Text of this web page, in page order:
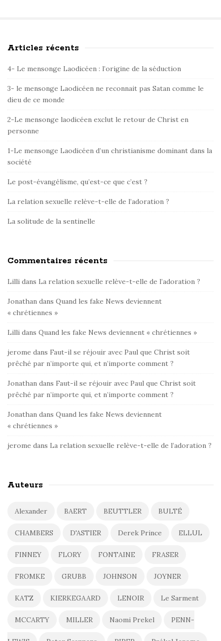
S
e
S
i
d
b
a
r
Articles récents
4- Le mensonge Laodicéen : l’origine de la séduction
3- le mensonge Laodicéen ne reconnait pas Satan comme le
dieu de ce monde
2-Le mensonge laodicéen exclut le retour de Christ en
personne
1-Le mensonge Laodicéen d’un christianisme dominant dans la
société
Le post-évangélisme, qu’est-ce que c’est ?
La relation sexuelle relève-t-elle de l’adoration ?
La solitude de la sentinelle
Commentaires récents
Lilli dans La relation sexuelle relève-t-elle de l’adoration ?
Jonathan dans Quand les fake News deviennent
« chrétiennes »
Lilli dans Quand les fake News deviennent « chrétiennes »
jerome dans Faut-il se réjouir avec Paul que Christ soit
prêché par n’importe qui, et n’importe comment ?
Jonathan dans Faut-il se réjouir avec Paul que Christ soit
prêché par n’importe qui, et n’importe comment ?
Jonathan dans Quand les fake News deviennent
« chrétiennes »
jerome dans La relation sexuelle relève-t-elle de l’adoration ?
Auteurs
Alexander BAERT BEUTTLER BULTÉ
CHAMBERS D'ASTIER Derek Prince ELLUL
FINNEY FLORY FONTAINE FRASER
FROMKE GRUBB JOHNSON JOYNER
KATZ KIERKEGAARD LENOIR Le Sarment
MCCARTY MILLER Naomi Prekel PENN-